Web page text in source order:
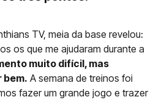
TV, meia da base revelou:
os que me ajudaram durante a
muito difícil, mas
bem. A semana de treinos foi
fazer um grande jogo e trazer